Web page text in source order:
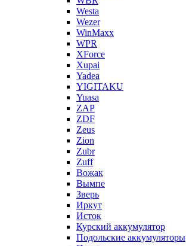
Westa
Wezer
WinMaxx
WPR
XForce
Xupai
Yadea
YIGITAKU
Yuasa
ZAP
ZDF
Zeus
Zion
Zubr
Zuff
Вожак
Вымпе
Зверь
Иркут
Исток
Курский аккумулятор
Подольские аккумуляторы